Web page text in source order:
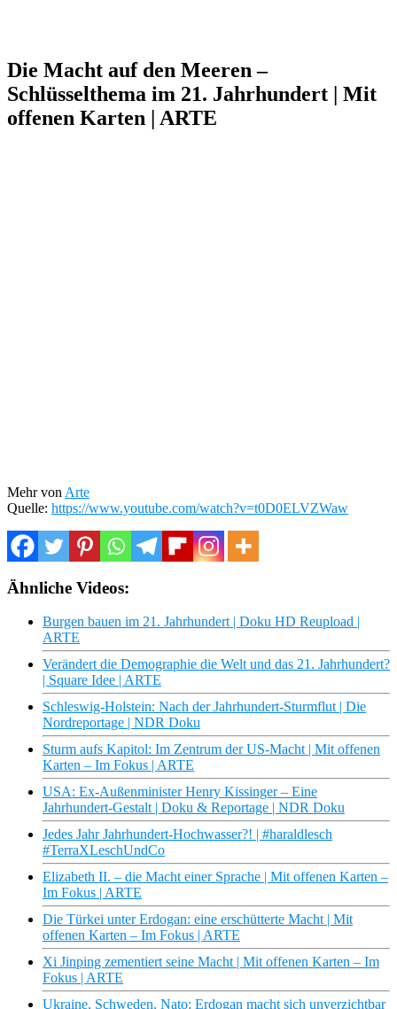
Die Macht auf den Meeren –
Schlüsselthema im 21. Jahrhundert | Mit
offenen Karten | ARTE
Mehr von Arte
Quelle: https://www.youtube.com/watch?v=t0D0ELVZWaw
Ähnliche Videos:
Burgen bauen im 21. Jahrhundert | Doku HD Reupload |
ARTE
Verändert die Demographie die Welt und das 21. Jahrhundert?
| Square Idee | ARTE
Schleswig-Holstein: Nach der Jahrhundert-Sturmflut | Die
Nordreportage | NDR Doku
Sturm aufs Kapitol: Im Zentrum der US-Macht | Mit offenen
Karten – Im Fokus | ARTE
USA: Ex-Außenminister Henry Kissinger – Eine
Jahrhundert-Gestalt | Doku & Reportage | NDR Doku
Jedes Jahr Jahrhundert-Hochwasser?! | #haraldlesch
#TerraXLeschUndCo
Elizabeth II. – die Macht einer Sprache | Mit offenen Karten –
Im Fokus | ARTE
Die Türkei unter Erdogan: eine erschütterte Macht | Mit
offenen Karten – Im Fokus | ARTE
Xi Jinping zementiert seine Macht | Mit offenen Karten – Im
Fokus | ARTE
Ukraine, Schweden, Nato: Erdogan macht sich unverzichtbar